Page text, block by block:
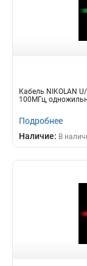
Кабель NIKOLAN
100МГц,
Подробнее
Наличие: В